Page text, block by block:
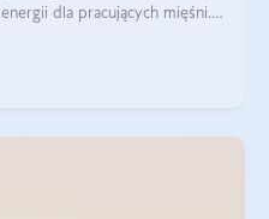
dla pracujących mięśni.